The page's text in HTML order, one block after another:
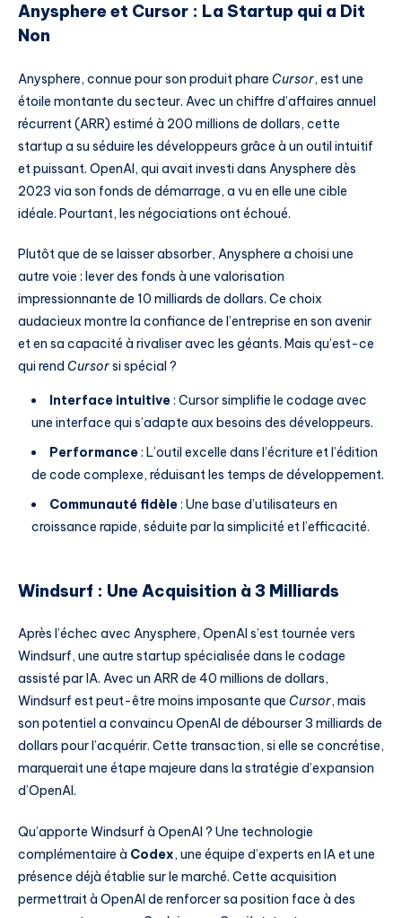
Anysphere et Cursor : La Startup qui a Dit
Non
Anysphere, connue pour son produit phare Cursor, est une
étoile montante du secteur. Avec un chiffre d’affaires annuel
récurrent (ARR) estimé à 200 millions de dollars, cette
startup a su séduire les développeurs grâce à un outil intuitif
et puissant. OpenAI, qui avait investi dans Anysphere dès
2023 via son fonds de démarrage, a vu en elle une cible
idéale. Pourtant, les négociations ont échoué.
Plutôt que de se laisser absorber, Anysphere a choisi une
autre voie : lever des fonds à une valorisation
impressionnante de 10 milliards de dollars. Ce choix
audacieux montre la confiance de l’entreprise en son avenir
et en sa capacité à rivaliser avec les géants. Mais qu’est-ce
qui rend Cursorsi spécial ?
Interface intuitive: Cursor simplifie le codage avec
une interface qui s’adapte aux besoins des développeurs.
Performance: L’outil excelle dans l’écriture et l’édition
de code complexe, réduisant les temps de développement.
Communauté fidèle: Une base d’utilisateurs en
croissance rapide, séduite par la simplicité et l’efficacité.
Windsurf : Une Acquisition à 3 Milliards
Après l’échec avec Anysphere, OpenAI s’est tournée vers
Windsurf, une autre startup spécialisée dans le codage
assisté par IA. Avec un ARR de 40 millions de dollars,
Windsurf est peut-être moins imposante que Cursor, mais
son potentiel a convaincu OpenAI de débourser 3 milliards de
dollars pour l’acquérir. Cette transaction, si elle se concrétise,
marquerait une étape majeure dans la stratégie d’expansion
d’OpenAI.
Qu’apporte Windsurf à OpenAI ? Une technologie
complémentaire à Codex, une équipe d’experts en IA et une
présence déjà établie sur le marché. Cette acquisition
permettrait à OpenAI de renforcer sa position face à des